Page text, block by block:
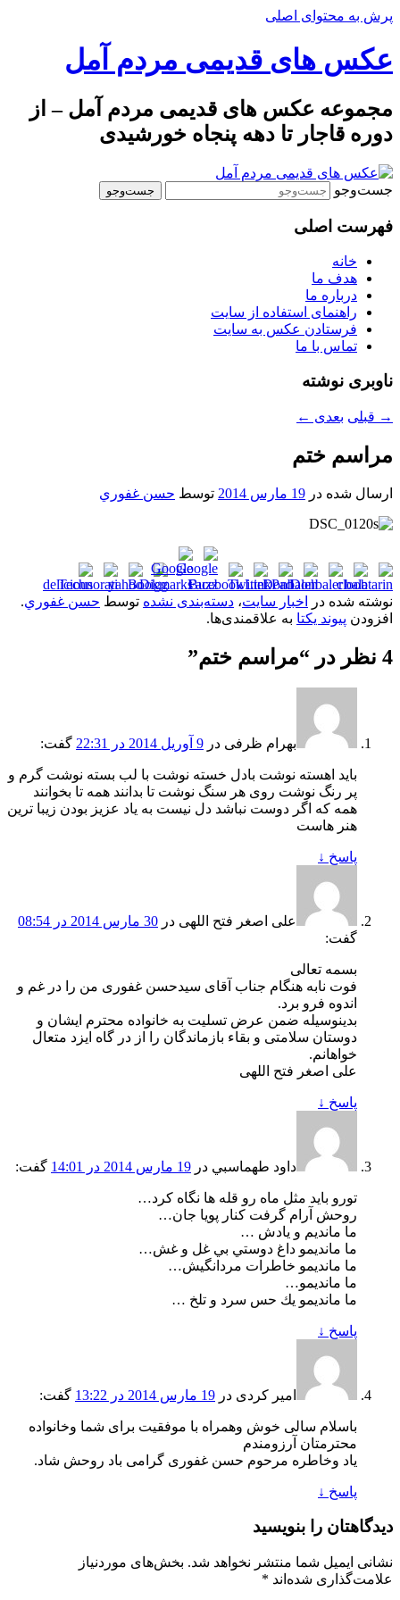
پرش به محتوای اصلی
عکس های قدیمی مردم آمل
مجموعه عکس های قدیمی مردم آمل – از
دوره قاجار تا دهه پنجاه خورشیدی
جست‌وجو
فهرست اصلی
خانه
هدف ما
درباره ما
راهنمای استفاده از سایت
فرستادن عکس به سایت
تماس با ما
ناوبری نوشته
→ قبلی بعدی ←
مراسم ختم
ارسال شده در 19 مارس 2014 توسط حسن غفوري
نوشته شده در اخبار سایت، دسته‌بندی نشده توسط حسن غفوري.
افزودن پیوند یکتا به علاقمندی‌ها.
4 نظر در “ مراسم ختم”
بهرام ظرفی در 9 آوریل 2014 در 22:31 گفت:
باید اهسته نوشت بادل خسته نوشت با لب بسته نوشت گرم و
پر رنگ نوشت روی هر سنگ نوشت تا بدانند همه تا بخوانند
همه که اگر دوست نباشد دل نیست به یاد عزیز بودن زیبا ترین
هنر هاست
پاسخ ↓
علی اصغر فتح اللهی در 30 مارس 2014 در 08:54
گفت:
بسمه تعالی
فوت نابه هنگام جناب آقای سیدحسن غفوری من را در غم و
اندوه فرو برد.
بدینوسیله ضمن عرض تسلیت به خانواده محترم ایشان و
دوستان سلامتی و بقاء بازماندگان را از در گاه ایزد متعال
خواهانم.
علی اصغر فتح اللهی
پاسخ ↓
داود طهماسبي در 19 مارس 2014 در 14:01 گفت:
تورو بايد مثل ماه رو قله ها نگاه كرد…
روحش آرام گرفت كنار پويا جان…
ما مانديم و يادش …
ما مانديمو داغ دوستي بي غل و غش…
ما مانديمو خاطرات مردانگيش…
ما مانديمو…
ما مانديمو يك حس سرد و تلخ …
پاسخ ↓
امیر کردی در 19 مارس 2014 در 13:22 گفت:
باسلام سالی خوش وهمراه با موفقیت برای شما وخانواده
محترمتان آرزومندم
یاد وخاطره مرحوم حسن غفوری گرامی باد روحش شاد.
پاسخ ↓
دیدگاهتان را بنویسید
نشانی ایمیل شما منتشر نخواهد شد. بخش‌های موردنیاز
علامت‌گذاری شده‌اند *